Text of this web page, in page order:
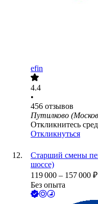
efin
4.4
•
456 отзывов
Путилково
Откликнитесь
Откликнуться
Старший смены
шоссе)
119 000 – 157 000 ₽
Без опыта